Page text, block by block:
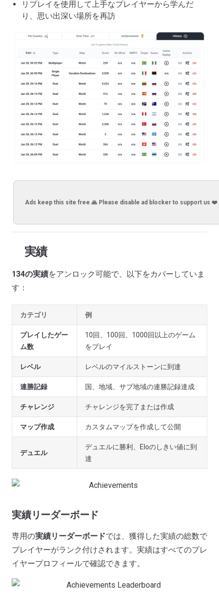
リプレイを使用して上手なプレイヤーから学んだ
り、思い出深い場所を再訪
Ads keep this site free 🙏 Please disable ad blocker to support us ❤️
実績
134の実績をアンロック可能で、以下をカバーしていま
す：
カテゴリ 例
プレイしたゲー
ム数
10回、100回、1000回以上のゲーム
をプレイ
レベル レベルのマイルストーンに到達
連勝記録 国、地域、サブ地域の連勝記録達成
チャレンジ チャレンジを完了または作成
マップ作成 カスタムマップを作成して公開
デュエル
デュエルに勝利、Eloのしきい値に到
達
実績リーダーボード
専用の実績リーダーボードでは、獲得した実績の総数で
プレイヤーがランク付けされます。実績はすべてのプレ
イヤープロフィールで確認できます。